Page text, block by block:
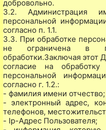
добровольно.
3.2. Администрация
персональной
согласно п. 1.1.
3.3. При обработке
не ограничена в
обработки.Заключая этот
согласие на
персональной
согласно г. 1.2.:
- фамилия имени отчество;
- электронный адрес,
телефонов,
- Ip-Адрес Пользователя;